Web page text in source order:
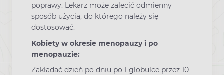
poprawy. Lekarz może zalecić odmienny
sposób użycia, do którego należy się
dostosować.
Kobiety w okresie menopauzy i po
menopauzie:
Zakładać dzień po dniu po 1 globulce przez 10